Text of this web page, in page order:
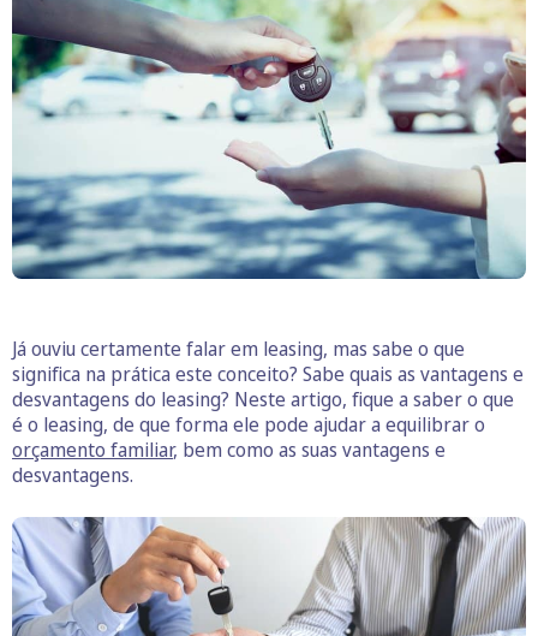
Já ouviu certamente falar em leasing, mas sabe o que
significa na prática este conceito? Sabe quais as vantagens e
desvantagens do leasing? Neste artigo, fique a saber o que
é o leasing, de que forma ele pode ajudar a equilibrar o
orçamento familiar, bem como as suas vantagens e
desvantagens.